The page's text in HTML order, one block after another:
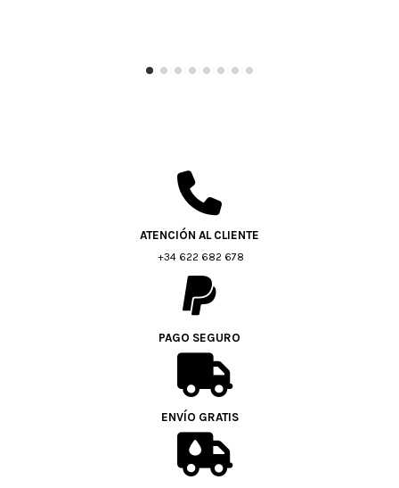
ATENCIÓN AL CLIENTE
+34 622 682 678
PAGO SEGURO
ENVÍO GRATIS